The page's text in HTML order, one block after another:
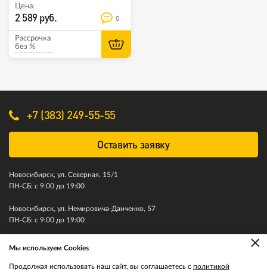
Цена:
2 589 руб. 0
Рассрочка
без %
+7 (383) 249-55-55
Оставить заявку
Новосибирск, ул. Северная, 15/1
ПН-СБ: с 9:00 до 19:00
Новосибирск, ул. Немировича-Данченко, 57
ПН-СБ: с 9:00 до 19:00
×
Мы используем Cookies
Продолжая использовать наш сайт, вы соглашаетесь с политикой